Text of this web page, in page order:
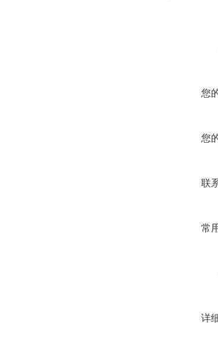
您
您
联
常
详